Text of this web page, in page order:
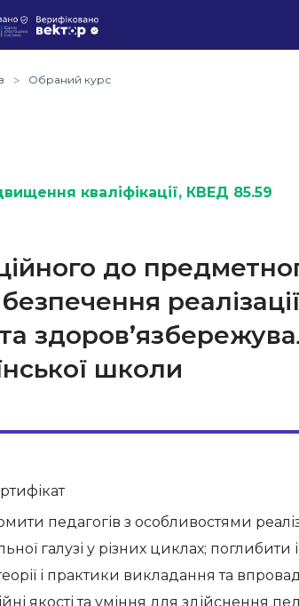
Обраний курс
кваліфікації, КВЕД 85.59
до
школи
педагогів з особливостями
галузі у різних циклах;
і практики викладання та
якості та уміння для здійснення